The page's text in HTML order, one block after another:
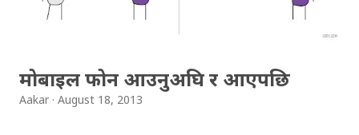
निकालेको निचोड भनेको 'सोसल मिडिया'ले "कम्युनिकेसन"मा
युगान्तकारी परिवर्तन ल्याइदियो । इन्टरनेट ...
मोबाइल फोन आउनुअघि र आएपछि
Aakar August 18, 2013